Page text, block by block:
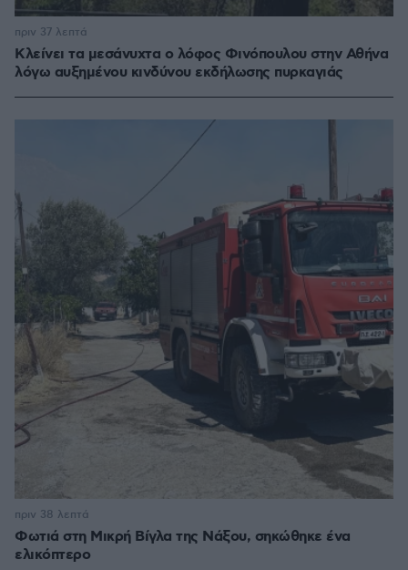
Κλείνει τα μεσάνυχτα ο λόφος Φινόπουλου στην Αθήνα
λόγω αυξημένου κινδύνου εκδήλωσης πυρκαγιάς
πριν 37 λεπτά
Φωτιά στη Μικρή Βίγλα της Νάξου, σηκώθηκε ένα
ελικόπτερο
πριν 38 λεπτά